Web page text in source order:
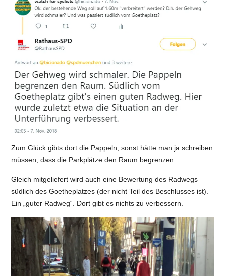
Zum Glück gibts dort die Pappeln, sonst hätte man ja schreiben
müssen, dass die Parkplätze den Raum begrenzen…
Gleich mitgeliefert wird auch eine Bewertung des Radwegs
südlich des Goetheplatzes (der nicht Teil des Beschlusses ist).
Ein „guter Radweg“. Dort gibt es nichts zu verbessern.